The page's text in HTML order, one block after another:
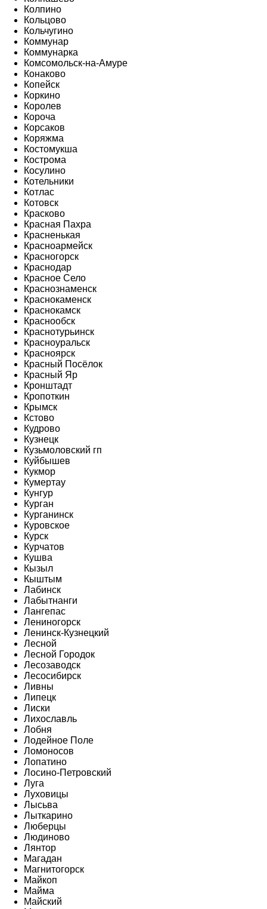
Колпино
Кольцово
Кольчугино
Коммунар
Коммунарка
Комсомольск-на-Амуре
Конаково
Копейск
Коркино
Королев
Короча
Корсаков
Коряжма
Костомукша
Кострома
Косулино
Котельники
Котлас
Котовск
Красково
Красная Пахра
Красненькая
Красноармейск
Красногорск
Краснодар
Красное Село
Краснознаменск
Краснокаменск
Краснокамск
Краснообск
Краснотурьинск
Красноуральск
Красноярск
Красный Посёлок
Красный Яр
Кронштадт
Кропоткин
Крымск
Кстово
Кудрово
Кузнецк
Кузьмоловский гп
Куйбышев
Кукмор
Кумертау
Кунгур
Курган
Курганинск
Куровское
Курск
Курчатов
Кушва
Кызыл
Кыштым
Лабинск
Лабытнанги
Лангепас
Лениногорск
Ленинск-Кузнецкий
Лесной
Лесной Городок
Лесозаводск
Лесосибирск
Ливны
Липецк
Лиски
Лихославль
Лобня
Лодейное Поле
Ломоносов
Лопатино
Лосино-Петровский
Луга
Луховицы
Лысьва
Лыткарино
Люберцы
Людиново
Лянтор
Магадан
Магнитогорск
Майкоп
Майма
Майский